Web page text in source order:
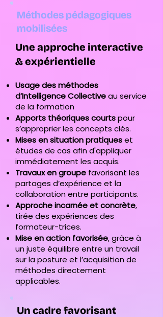
Méthodes pédagogiques
mobilisées
Une approche interactive
& expérientielle
Usage des méthodes
d’Intelligence Collectiveau service
de la formation
Apports théoriques courtspour
s’approprier les concepts clés.
Mises en situation pratiqueset
études de cas afin d'appliquer
immédiatement les acquis.
Travaux en groupe favorisant les
partages d’expérience et la
collaboration entre participants.
Approche incarnée et concrète,
tirée des expériences des
formateur-trices.
Mise en action favorisée, grâce à
un juste équilibre entre un travail
sur la posture et l’acquisition de
méthodes directement
applicables.
Un cadre favorisant